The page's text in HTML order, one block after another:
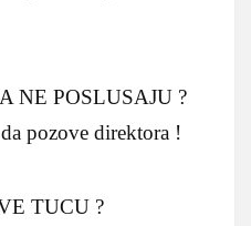
POSLUSAJU ?
pozove direktora !
TUCU ?